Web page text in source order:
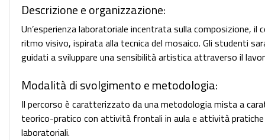
Descrizione e organizzazione:
Un’esperienza laboratoriale incentrata sulla composizione, il
ritmo visivo, ispirata alla tecnica del mosaico. Gli studenti
guidati a sviluppare una sensibilità artistica attraverso il
Modalità di svolgimento e metodologia:
Il percorso è caratterizzato da una metodologia mista a
teorico-pratico con attività frontali in aula e attività
laboratoriali.